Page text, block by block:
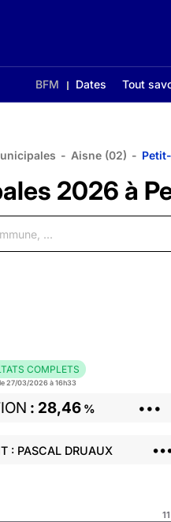
BFM Dates Tout
- Aisne (02) -
2026 à
COMPLETS
27/03/2026 à 16h33
28,46 % •••
: PASCAL DRUAUX